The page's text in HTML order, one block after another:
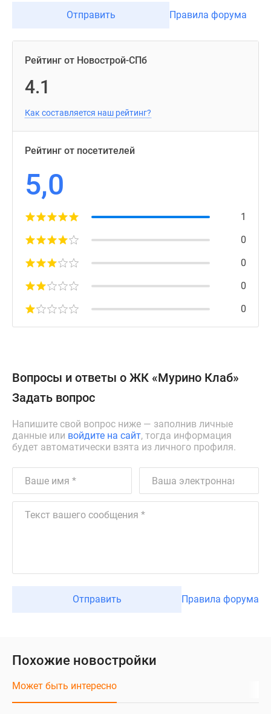
Отправить Правила форума
Рейтинг от Новострой-СПб
4.1
Как составляется наш рейтинг?
Рейтинг от посетителей
5,0
1
0
0
0
0
Вопросы и ответы о ЖК «Мурино Клаб»
Задать вопрос
Напишите свой вопрос ниже — заполнив личные
данные или войдите на сайт, тогда информация
будет автоматически взята из личного профиля.
Отправить Правила форума
Похожие новостройки
Может быть интересно